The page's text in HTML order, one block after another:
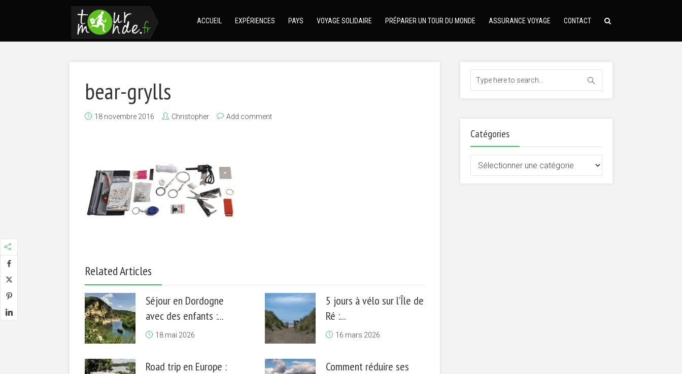
ACCUEIL EXPÉRIENCES PAYS VOYAGE SOLIDAIRE PRÉPARER UN TOUR DU MONDE ASSURANCE VOYAGE CONTACT
bear-grylls
18 novembre 2016 Christopher Add comment
Related Articles
Séjour en Dordogne
avec des enfants :...
18 mai 2026
5 jours à vélo sur l’Île de
Ré :...
16 mars 2026
Road trip en Europe :
Comment réduire ses
Catégories